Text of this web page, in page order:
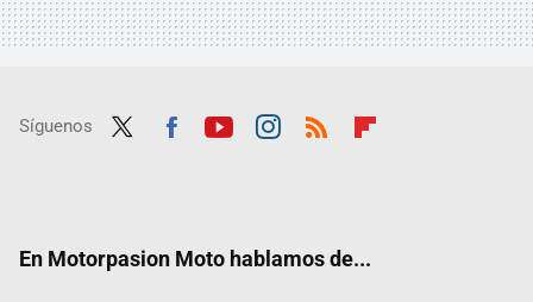
Síguenos
En Motorpasion Moto hablamos de...